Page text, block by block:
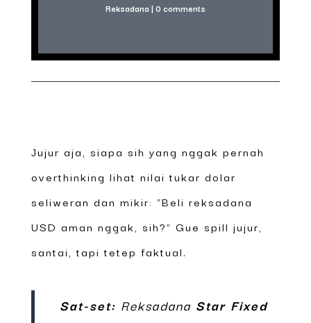
Reksadana | 0 comments
Jujur aja, siapa sih yang nggak pernah
overthinking lihat nilai tukar dolar
seliweran dan mikir: “Beli reksadana
USD aman nggak, sih?” Gue spill jujur,
santai, tapi tetep faktual.
Sat-set: Reksadana Star Fixed